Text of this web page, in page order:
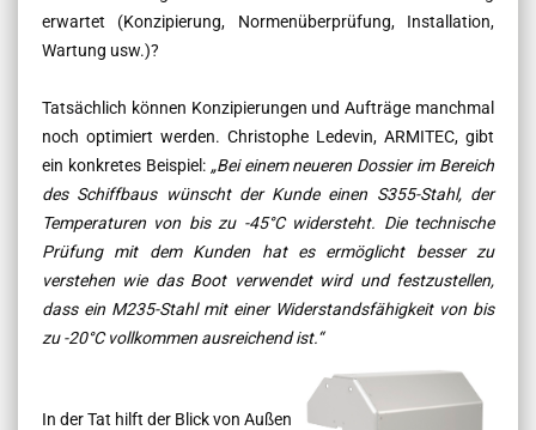
erwartet (Konzipierung, Normenüberprüfung, Installation,
Wartung usw.)?
Tatsächlich können Konzipierungen und Aufträge manchmal
noch optimiert werden. Christophe Ledevin, ARMITEC, gibt
ein konkretes Beispiel: „Bei einem neueren Dossier im Bereich
des Schiffbaus wünscht der Kunde einen S355-Stahl, der
Temperaturen von bis zu -45°C widersteht. Die technische
Prüfung mit dem Kunden hat es ermöglicht besser zu
verstehen wie das Boot verwendet wird und festzustellen,
dass ein M235-Stahl mit einer Widerstandsfähigkeit von bis
zu -20°C vollkommen ausreichend ist.“
In der Tat hilft der Blick von Außen